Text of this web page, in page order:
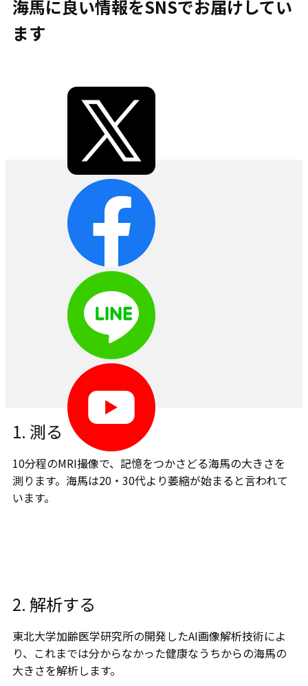
海馬に良い情報をSNSでお届けしてい
ます
1. ​測る
10分程のMRI撮像で、記憶をつかさどる海馬の大きさを
測ります。​海馬は20・30代より萎縮が始まると言われて
います。
2. 解析する
東北⼤学加齢医学研究所の開発したAI画像解析技術によ
り、これまでは分からなかった健康なうちからの海⾺の
大きさを解析します。